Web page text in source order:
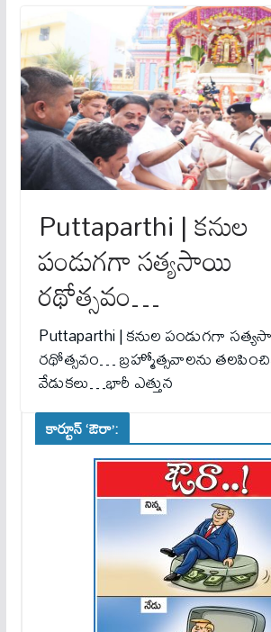
Puttaparthi | కనుల
పండుగగా సత్యసాయి
రథోత్సవం…
Puttaparthi | కనుల పండుగగా
రథోత్సవం… బ్రహ్మోత్సవాలను
వేడుకలు…భారీ ఎత్తున
కార్టూన్ ‘ఔరా’: